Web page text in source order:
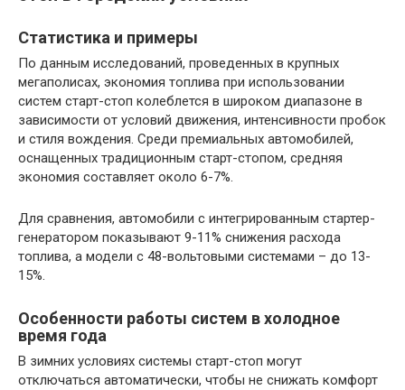
Статистика и примеры
По данным исследований, проведенных в крупных
мегаполисах, экономия топлива при использовании
систем старт-стоп колеблется в широком диапазоне в
зависимости от условий движения, интенсивности пробок
и стиля вождения. Среди премиальных автомобилей,
оснащенных традиционным старт-стопом, средняя
экономия составляет около 6-7%.
Для сравнения, автомобили с интегрированным стартер-
генератором показывают 9-11% снижения расхода
топлива, а модели с 48-вольтовыми системами – до 13-
15%.
Особенности работы систем в холодное
время года
В зимних условиях системы старт-стоп могут
отключаться автоматически, чтобы не снижать комфорт